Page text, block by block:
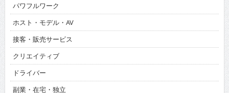
パワフルワーク
ホスト・モデル・AV
接客・販売サービス
クリエイティブ
ドライバー
副業・在宅・独立